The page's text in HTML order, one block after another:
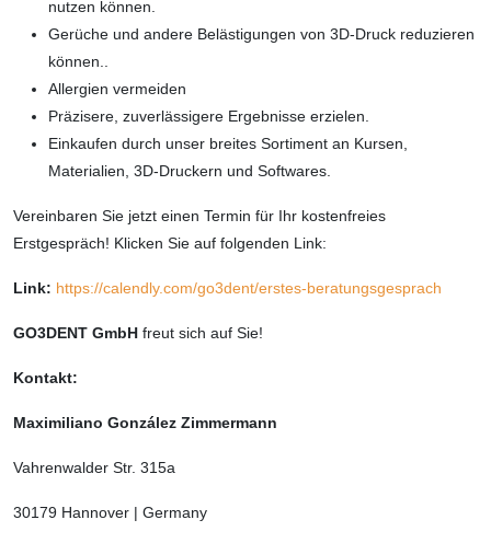
nutzen können.
Gerüche und andere Belästigungen von 3D-Druck reduzieren
können..
Allergien vermeiden
Präzisere, zuverlässigere Ergebnisse erzielen.
Einkaufen durch unser breites Sortiment an Kursen,
Materialien, 3D-Druckern und Softwares.
Vereinbaren Sie jetzt einen Termin für Ihr kostenfreies
Erstgespräch! Klicken Sie auf folgenden Link:
Link: https://calendly.com/go3dent/erstes-beratungsgesprach
GO3DENT GmbH freut sich auf Sie!
Kontakt:
Maximiliano González Zimmermann
Vahrenwalder Str. 315a
30179 Hannover | Germany